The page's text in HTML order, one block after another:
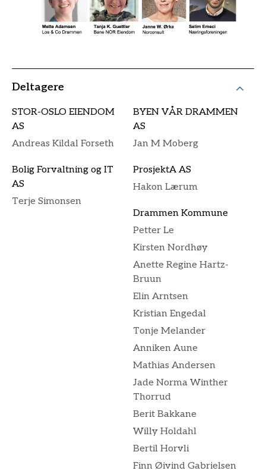
Deltagere
STOR-OSLO EIENDOM
AS
Andreas Kildal Forseth
BYEN VÅR DRAMMEN
AS
Jan M Moberg
Bolig Forvaltning og IT
AS
Terje Simonsen
ProsjektA AS
Hakon Lærum
Drammen Kommune
Petter Le
Kirsten Nordhøy
Anette Regine Hartz-
Bruun
Elin Arntsen
Kristian Engedal
Tonje Melander
Anniken Aune
Mathias Andersen
Jade Norma Winther
Thorrud
Berit Bakkane
Willy Holdahl
Bertil Horvli
Finn Øivind Gabrielsen